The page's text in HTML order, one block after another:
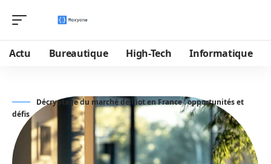
Actu Bureautique High-Tech Informatique
Décryptage du marché de l'iot en France : opportunités et
défis